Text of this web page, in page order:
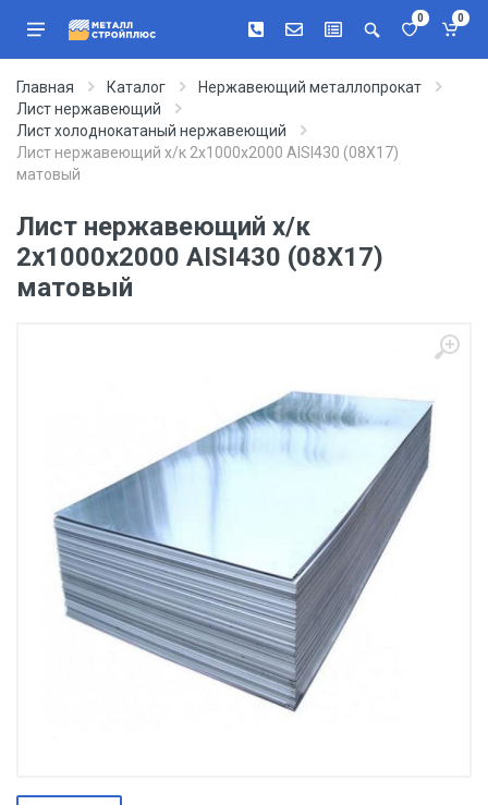
0 0
Главная Каталог
Нержавеющий металлопрокат
Лист нержавеющий
Лист холоднокатаный нержавеющий
Лист нержавеющий х/к 2х1000х2000 AISI430 (08Х17)
матовый
Лист нержавеющий х/к
2х1000х2000 AISI430 (08Х17)
матовый